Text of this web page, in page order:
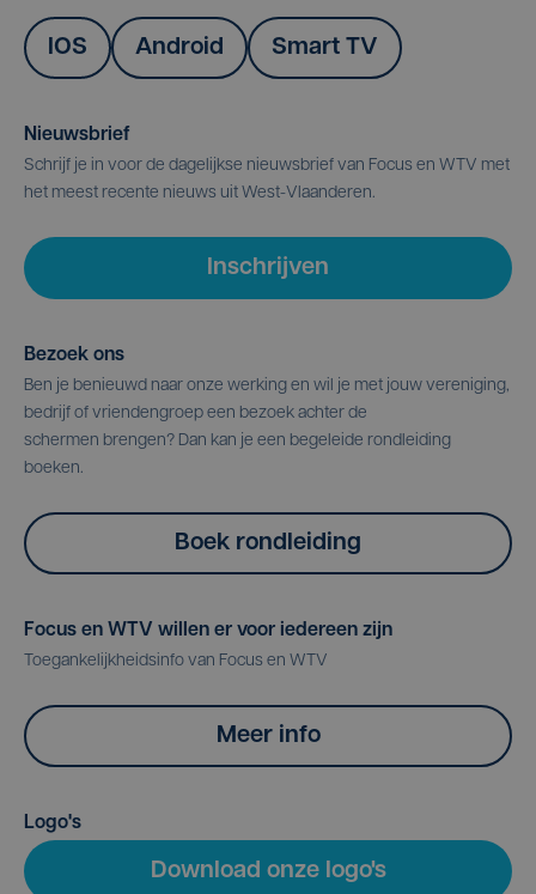
IOS Android Smart TV
Nieuwsbrief
Schrijf je in voor de dagelijkse nieuwsbrief van Focus en WTV met
het meest recente nieuws uit West-Vlaanderen.
Inschrijven
Bezoek ons
Ben je benieuwd naar onze werking en wil je met jouw vereniging,
bedrijf of vriendengroep een bezoek achter de
schermen brengen? Dan kan je een begeleide rondleiding
boeken.
Boek rondleiding
Focus en WTV willen er voor iedereen zijn
Toegankelijkheidsinfo van Focus en WTV
Meer info
Logo's
Download onze logo's